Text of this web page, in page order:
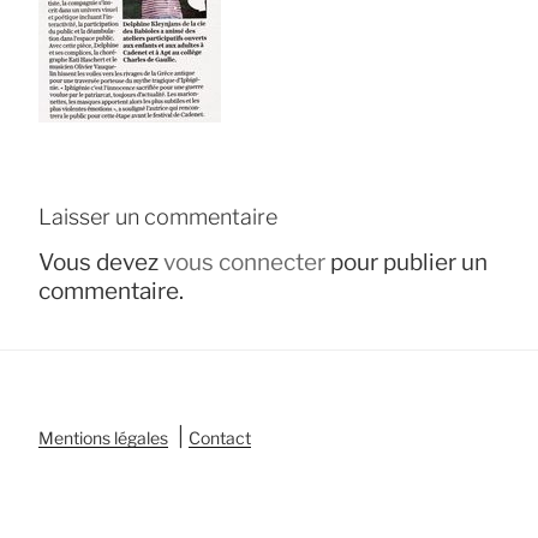
Laisser un commentaire
Vous devezvous connecter pour publier un
commentaire.
Mentions légales Contact